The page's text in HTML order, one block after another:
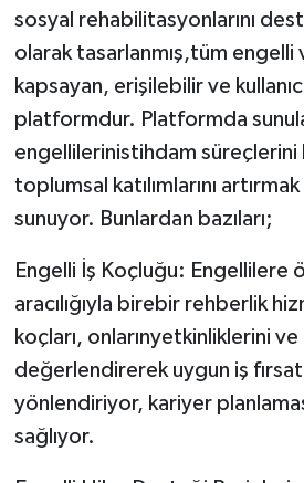
sosyal rehabilitasyonlarını
olarak tasarlanmış,tüm engelli
kapsayan, erişilebilir ve
platformdur. Platformda
engellilerinistihdam süreçlerini
toplumsal katılımlarını
sunuyor. Bunlardan bazıları;
Engelli İş Koçluğu: Engellilere
aracılığıyla birebir rehberlik
koçları, onlarınyetkinliklerini ve
değerlendirerek uygun iş
yönlendiriyor, kariyer
sağlıyor.